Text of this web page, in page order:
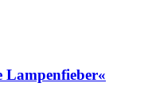
Lampenfieber«